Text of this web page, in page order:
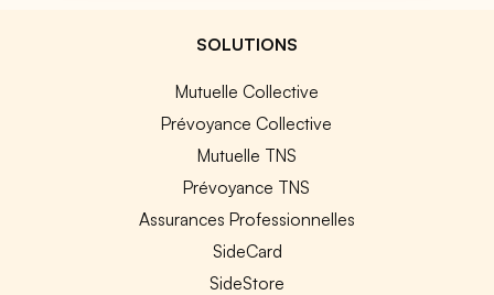
SOLUTIONS
Mutuelle Collective
Prévoyance Collective
Mutuelle TNS
Prévoyance TNS
Assurances Professionnelles
SideCard
SideStore